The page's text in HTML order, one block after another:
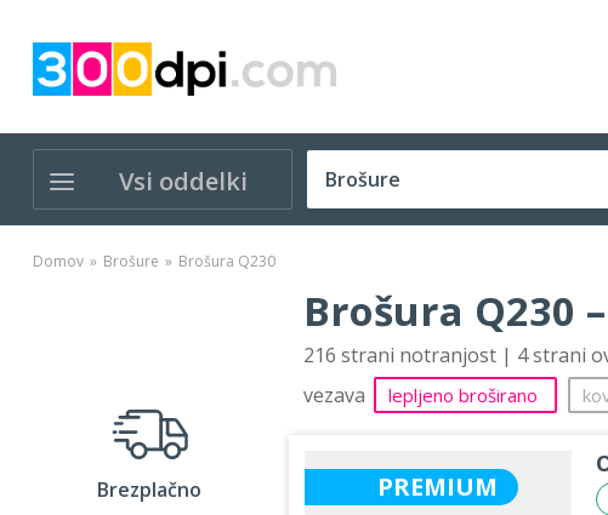
Vsi oddelki
Domov Brošure Brošura Q230
Brezplačno
Brošura Q230
216 strani notranjost | 4 strani
vezava
lepljeno broširano
PREMIUM